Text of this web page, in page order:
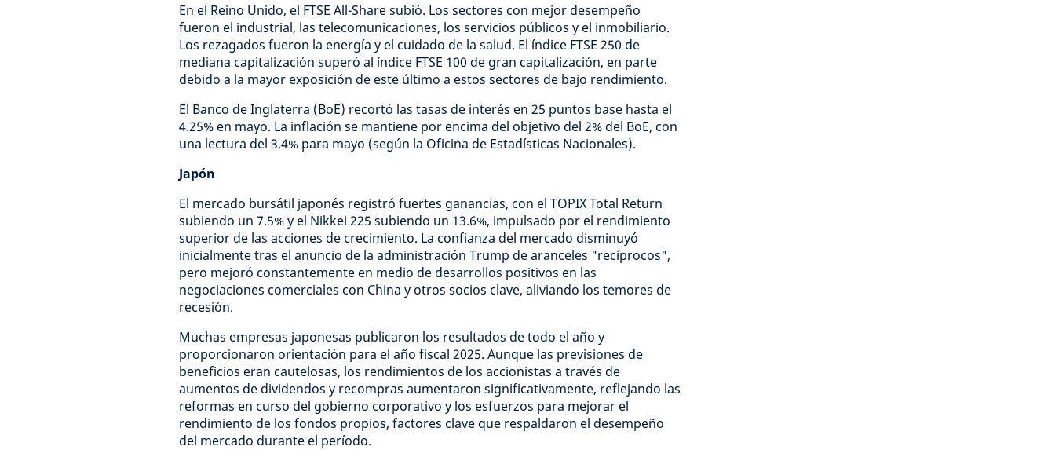
En el Reino Unido, el FTSE All-Share subió. Los sectores con mejor desempeño
fueron el industrial, las telecomunicaciones, los servicios públicos y el inmobiliario.
Los rezagados fueron la energía y el cuidado de la salud. El índice FTSE 250 de
mediana capitalización superó al índice FTSE 100 de gran capitalización, en parte
debido a la mayor exposición de este último a estos sectores de bajo rendimiento.
El Banco de Inglaterra (BoE) recortó las tasas de interés en 25 puntos base hasta el
4.25% en mayo. La inflación se mantiene por encima del objetivo del 2% del BoE, con
una lectura del 3.4% para mayo (según la Oficina de Estadísticas Nacionales).
Japón
El mercado bursátil japonés registró fuertes ganancias, con el TOPIX Total Return
subiendo un 7.5% y el Nikkei 225 subiendo un 13.6%, impulsado por el rendimiento
superior de las acciones de crecimiento. La confianza del mercado disminuyó
inicialmente tras el anuncio de la administración Trump de aranceles "recíprocos",
pero mejoró constantemente en medio de desarrollos positivos en las
negociaciones comerciales con China y otros socios clave, aliviando los temores de
recesión.
Muchas empresas japonesas publicaron los resultados de todo el año y
proporcionaron orientación para el año fiscal 2025. Aunque las previsiones de
beneficios eran cautelosas, los rendimientos de los accionistas a través de
aumentos de dividendos y recompras aumentaron significativamente, reflejando las
reformas en curso del gobierno corporativo y los esfuerzos para mejorar el
rendimiento de los fondos propios, factores clave que respaldaron el desempeño
del mercado durante el período.